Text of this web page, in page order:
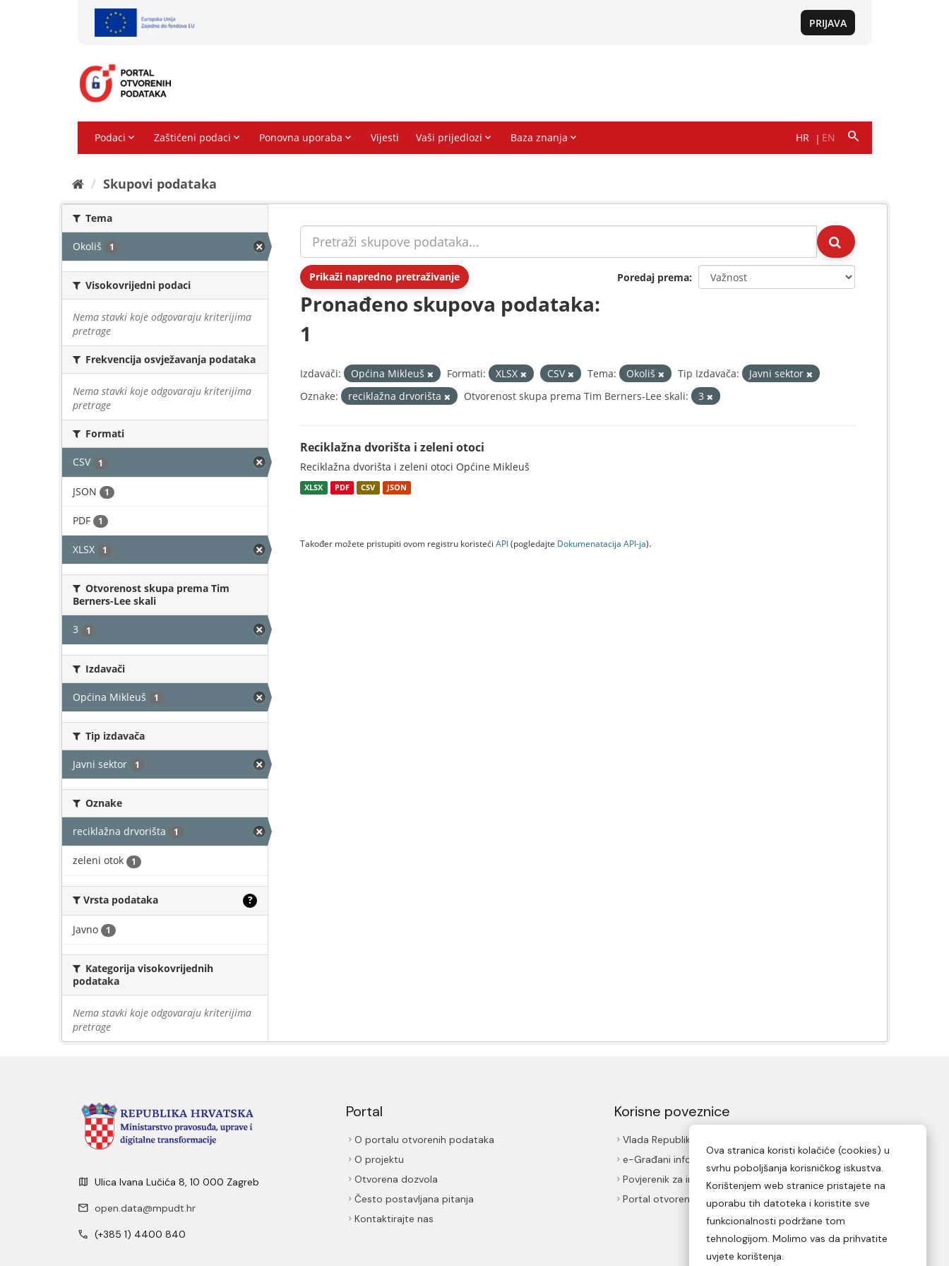
Skupovi podаtаkа
Tema
Okoliš 1
Visokovrijedni podaci
Nema stavki koje odgovaraju kriterijima
pretrage
Frekvencija osvježavanja podataka
Nema stavki koje odgovaraju kriterijima
pretrage
Formati
CSV 1
JSON 1
PDF 1
XLSX 1
Otvorenost skupa prema Tim
Berners-Lee skali
3 1
Izdavači
Općina Mikleuš 1
Tip izdavača
Javni sektor 1
Oznake
reciklažna drvorišta 1
zeleni otok 1
Vrsta podataka ?
Javno 1
Kategorija visokovrijednih
podataka
Nema stavki koje odgovaraju kriterijima
pretrage
Prikaži napredno pretraživanje Poredaj prema
Pronađeno skupova podataka:
1
Izdavači: Općina Mikleuš Formati: XLSX CSV Tema: Okoliš Tip Izdavača:
Javni sektor
Oznake:
reciklažna drvorišta Otvorenost skupa prema Tim Berners-Lee skali: 3
Reciklažna dvorišta i zeleni otoci
Reciklažna dvorišta i zeleni otoci Općine Mikleuš
XLSX PDF CSV JSON
Također možete pristupiti ovom registru koristeći API(pogledajte Dokumenаtаcijа API-jа).